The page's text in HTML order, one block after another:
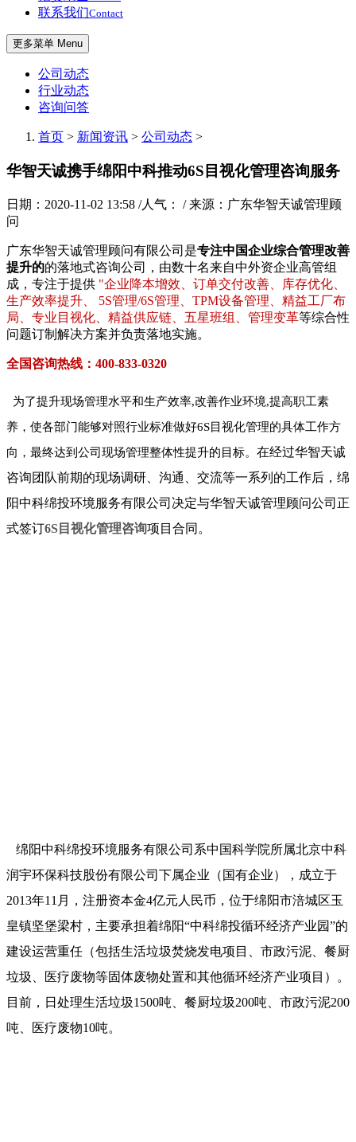
联系我们Contact
更多菜单 Menu
公司动态
行业动态
咨询问答
首页 > 新闻资讯 > 公司动态 >
华智天诚携手绵阳中科推动6S目视化管理咨询服务
日期：2020-11-02 13:58 /人气： / 来源：广东华智天诚管理顾
问
广东华智天诚管理顾问有限公司是专注中国企业综合管理改善
提升的的落地式咨询公司，由数十名来自中外资企业高管组
成，专注于提供 "企业降本增效、订单交付改善、库存优化、
生产效率提升、 5S管理/6S管理、TPM设备管理、精益工厂布
局、专业目视化、精益供应链、五星班组、管理变革等综合性
问题订制解决方案并负责落地实施。
全国咨询热线：400-833-0320
为了提升现场管理水平和生产效率,改善作业环境,提高职工素
养，使各部门能够对照行业标准做好6S目视化管理的具体工作方
向，最终达到公司现场管理整体性提升的目标。 在经过华智天诚
咨询团队前期的现场调研、沟通、交流等一系列的工作后， 绵
阳中科绵投环境服务有限公司 决定与华智天诚管理顾问公司正
式签订6S目视化管理咨询项目合同。
绵阳中科绵投环境服务有限公司系中国科学院所属北京中科
润宇环保科技股份有限公司下属企业（国有企业），成立于
2013年11月，注册资本金4亿元人民币，位于绵阳市涪城区玉
皇镇坚堡梁村，主要承担着绵阳“中科绵投循环经济产业园”的
建设运营重任（包括生活垃圾焚烧发电项目、市政污泥、餐厨
垃圾、医疗废物等固体废物处置和其他循环经济产业项目）。
目前，日处理生活垃圾1500吨、餐厨垃圾200吨、市政污泥200
吨、医疗废物10吨。